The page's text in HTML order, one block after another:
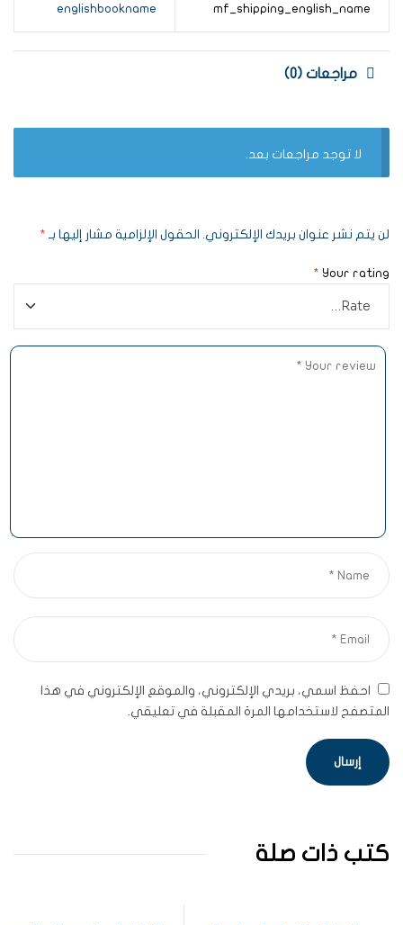
mf_shipping_english_name
englishbookname
مراجعات (0)
لا توجد مراجعات بعد.
لن يتم نشر عنوان بريدك الإلكتروني. الحقول الإلزامية مشار إليها بـ *
Your rating
*
احفظ اسمي، بريدي الإلكتروني، والموقع الإلكتروني في هذا
المتصفح لاستخدامها المرة المقبلة في تعليقي.
كتب ذات صلة